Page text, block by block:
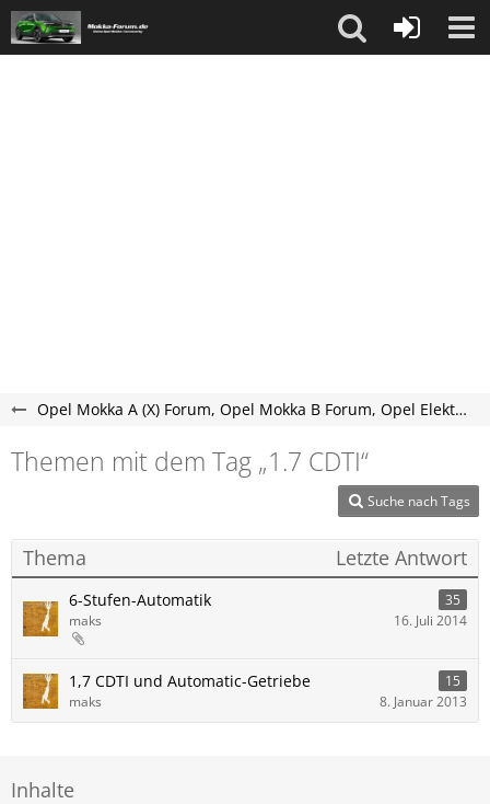
Opel Mokka A (X) Forum, Opel Mokka B Forum, Opel Elektro Mokka-e Forum
Themen mit dem Tag „1.7 CDTI“
Suche nach Tags
Thema Letzte Antwort
6-Stufen-Automatik
35
maks
16. Juli 2014
1,7 CDTI und Automatic-Getriebe
15
maks
8. Januar 2013
Inhalte